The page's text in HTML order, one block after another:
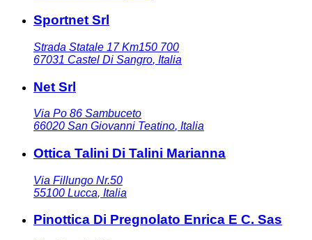
Sportnet Srl
Strada Statale 17 Km150 700
67031 Castel Di Sangro, Italia
Net Srl
Via Po 86 Sambuceto
66020 San Giovanni Teatino, Italia
Ottica Talini Di Talini Marianna
Via Fillungo Nr.50
55100 Lucca, Italia
Pinottica Di Pregnolato Enrica E C. Sas